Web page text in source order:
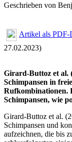
Geschrieben von
Artikel als PDF-
27.02.2023)
Girard-Buttoz et al.
Schimpansen in
Rufkombinationen.
Schimpansen, wie
Girard-Buttoz et al.
Schimpansen und
aufzeichnen, die bis